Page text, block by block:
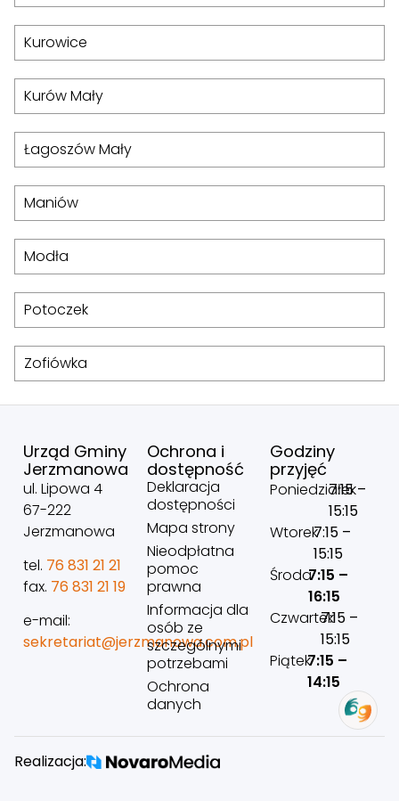
Kurowice
Kurów Mały
Łagoszów Mały
Maniów
Modła
Potoczek
Zofiówka
Urząd Gminy
Jerzmanowa
ul. Lipowa 4
67-222
Jerzmanowa
tel. 76 831 21 21
fax. 76 831 21 19
e-mail:
sekretariat@jerzmanowa.com.pl
Ochrona i
dostępność
Deklaracja
dostępności
Mapa strony
Nieodpłatna
pomoc
prawna
Informacja dla
osób ze
szczególnymi
potrzebami
Ochrona
danych
Godziny
przyjęć
Poniedziałek
7:15 –
15:15
Wtorek7:15 –
15:15
Środa7:15 –
16:15
Czwartek7:15 –
15:15
Piątek7:15 –
14:15
Realizacja: